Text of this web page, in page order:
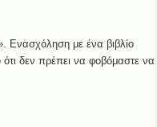
Ενασχόληση με ένα βιβλίο
δεν πρέπει να φοβόμαστε να